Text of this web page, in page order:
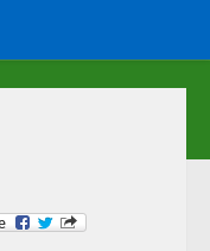
é importante !